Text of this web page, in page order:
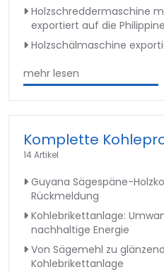
Holzschreddermaschine
exportiert auf die
Holzschälmaschine
mehr lesen
Komplette
14 Artikel
Guyana Sägespäne-
Rückmeldung
Kohlebrikettanlage:
nachhaltige Energie
Von Sägemehl zu
Kohlebrikettanlage